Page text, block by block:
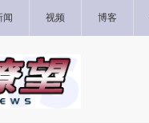
闻 视频 博客